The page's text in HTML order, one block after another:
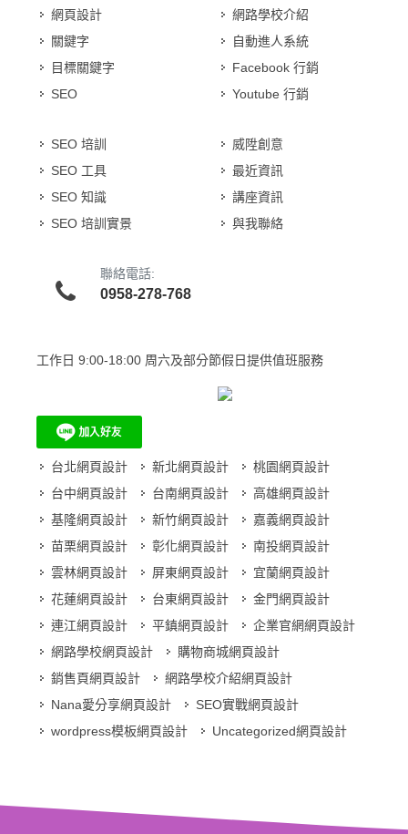
網頁設計
關鍵字
目標關鍵字
SEO
網路學校介紹
自動進人系統
Facebook 行銷
Youtube 行銷
SEO 培訓
SEO 工具
SEO 知識
SEO 培訓實景
威陞創意
最近資訊
講座資訊
與我聯絡
聯絡電話:
0958-278-768
工作日 9:00-18:00 周六及部分節假日提供值班服務
台北網頁設計 新北網頁設計
桃園網頁設計
台中網頁設計
台南網頁設計
高雄網頁設計
基隆網頁設計
新竹網頁設計
嘉義網頁設計
苗栗網頁設計
彰化網頁設計
南投網頁設計
雲林網頁設計
屏東網頁設計
宜蘭網頁設計
花蓮網頁設計
台東網頁設計
金門網頁設計
連江網頁設計
平鎮網頁設計
企業官網網頁設計
網路學校網頁設計
購物商城網頁設計
銷售頁網頁設計
網路學校介紹網頁設計
Nana愛分享網頁設計
SEO實戰網頁設計
wordpress模板網頁設計
Uncategorized網頁設計